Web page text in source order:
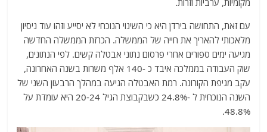
k
מקומיות, ערביות וזרות.
עם זאת, התחושה בירדן היא כי השינוי הנוכחי לא יסייע וזהו עוד ניסיון
מלאכותי להאריך את חייה של הממשלה. הכרזת הממשלה החדשה
מגיעה ימים ספורים אחרי פרסום נתוני אבטלה קשים. לפי הנתונים,
שוק העבודה בממלכה איבד כ -140 אלף משרות בשנה האחרונה,
עקב מגיפת הקורונה. רמת האבטלה הגיעה במהלך הרבעון השני של
השנה הנוכחית ל -24.8% כשבקבוצת הגיל 20-24 היא עומדת על
48.8%.